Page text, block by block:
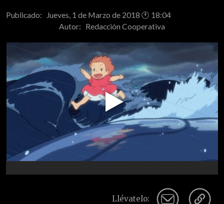
Publicado: Jueves, 1 de Marzo de 2018 🕐 18:04
Autor: Redacción Cooperativa
Play
Video
Llévatelo: